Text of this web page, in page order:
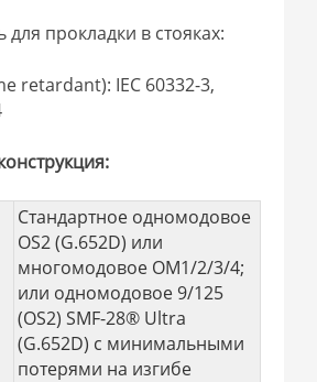
для прокладки в стояках:
retardant): IEC 60332-3,
Стандартное одномодовое
OS2 (G.652D) или
многомодовое OM1/2/3/4;
или одномодовое 9/125
(OS2) SMF-28® Ultra
(G.652D) с минимальными
потерями на изгибе